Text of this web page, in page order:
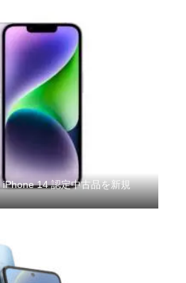
14 認定中古品を新規